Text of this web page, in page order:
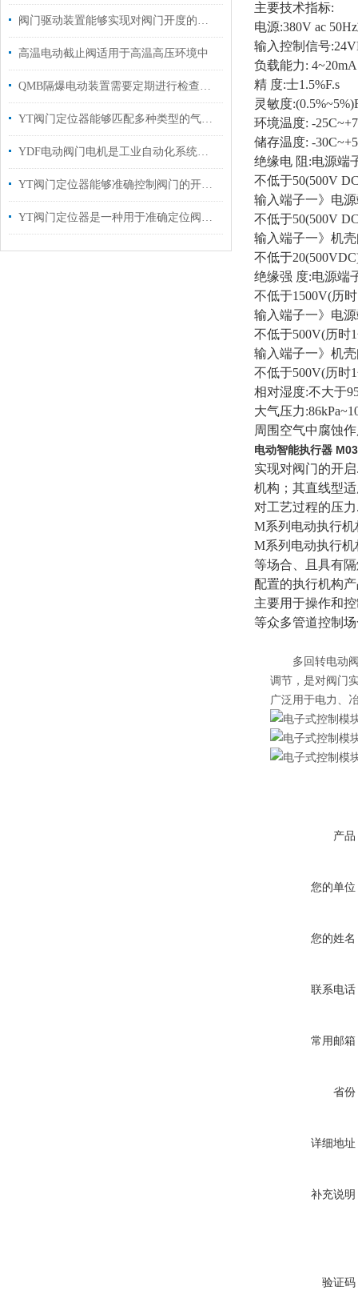
阀门驱动装置能够实现对阀门开度的准确控制
高温电动截止阀适用于高温高压环境中
QMB隔爆电动装置需要定期进行检查和维护
YT阀门定位器能够匹配多种类型的气动执行机构
YDF电动阀门电机是工业自动化系统中的关键执行部件
YT阀门定位器能够准确控制阀门的开启和关闭
YT阀门定位器是一种用于准确定位阀门的仪器
主要技术指标:
电源:380V ac
输入控制信号
负载能力:
精 度:士1.5%F.s
灵敏度
环境温度: -
储存温度: -
绝缘电 阻:电源端
不低于50(500V
输入端子一》电
不低于50(500V
输入端子一》机
不低于
绝缘强 度:电源端
不低于1500V(历
输入端子一》电
不低于500V(历时
输入端子一》机
不低于500V(历时
相对湿度:不大于
大气压力
周围空气中腐蚀
电动智能执行器
实现对阀门的开
机构；其直线型
对工艺过程的压
M系列电动执行
M系列电动执行
等场合、且具有
配置的执行机构
主要用于操作和
等众多管道控制
多回转电动阀
调节，是对阀门
广泛用于电力、
产品
您的单位
您的姓名
联系电话
常用邮箱
省份
详细地址
补充说明
验证码